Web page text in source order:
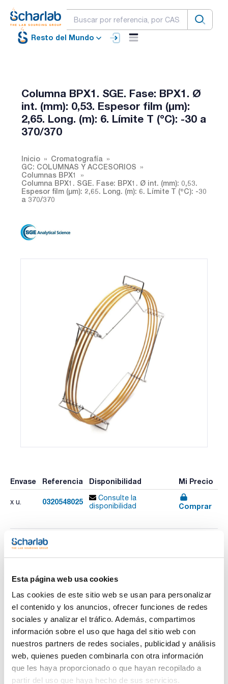
Esta página web usa cookies
Las cookies de este sitio web se usan para personalizar
el contenido y los anuncios, ofrecer funciones de redes
sociales y analizar el tráfico. Además, compartimos
información sobre el uso que haga del sitio web con
nuestros partners de redes sociales, publicidad y análisis
web, quienes pueden combinarla con otra información
que les haya proporcionado o que hayan recopilado a
partir del uso que haya hecho de sus servicios.
Resto del Mundo
Columna BPX1. SGE. Fase: BPX1. Ø
int. (mm): 0,53. Espesor film (µm):
2,65. Long. (m): 6. Límite T (ºC): -30 a
370/370
Inicio
Cromatografía
GC: COLUMNAS Y ACCESORIOS
Columnas BPX1
Columna BPX1. SGE. Fase: BPX1. Ø int. (mm): 0,53.
Espesor film (µm): 2,65. Long. (m): 6. Límite T (ºC): -30
a 370/370
Envase Referencia Disponibilidad Mi Precio
x u. 0320548025
Consulte la
disponibilidad
Comprar
Fase : BPX1
Espesor film (µm) : 2,65
Longitud (m) : 6
Límite temperatura (ºC) : -30 a 370/370
Pack (u.) : 1
Fase: 100% Dimetil Polisiloxano.
- No-polar.
- Fase estabilizada dimensionalmente.
- Bajo sangrado.
- Específicamente diseñada para análisis de hidrocarburos a
alta temperatura.
Ver más
Documentación técnica
TDS / Ficha técnica
COA